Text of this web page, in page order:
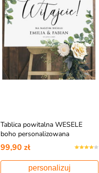
Tablica powitalna WESELE
boho personalizowana
99,90 zł
personalizuj